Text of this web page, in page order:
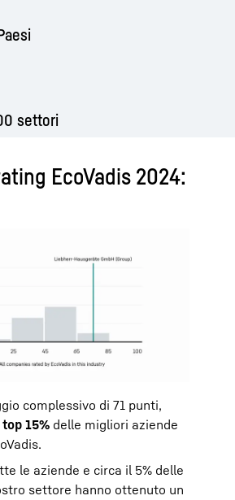
settori
EcoVadis 2024:
complessivo di 71 punti,
top 15% delle migliori aziende
le aziende e circa il 5% delle
settore hanno ottenuto un